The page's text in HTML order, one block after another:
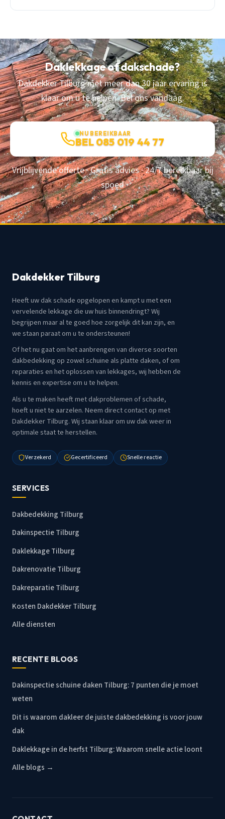
Daklekkage of dakschade?
Dakdekker Tilburg met meer dan 30 jaar ervaring is
klaar om u te helpen. Bel ons vandaag.
NU BEREIKBAAR
BEL 085 019 44 77
Vrijblijvende offerte · Gratis advies · 24/7 bereikbaar bij
spoed
Dakdekker Tilburg
Heeft uw dak schade opgelopen en kampt u met een
vervelende lekkage die uw huis binnendringt? Wij
begrijpen maar al te goed hoe zorgelijk dit kan zijn, en
we staan paraat om u te ondersteunen!
Of het nu gaat om het aanbrengen van diverse soorten
dakbedekking op zowel schuine als platte daken, of om
reparaties en het oplossen van lekkages, wij hebben de
kennis en expertise om u te helpen.
Als u te maken heeft met dakproblemen of schade,
hoeft u niet te aarzelen. Neem direct contact op met
Dakdekker Tilburg. Wij staan klaar om uw dak weer in
optimale staat te herstellen.
Verzekerd Gecertificeerd Snelle reactie
SERVICES
Dakbedekking Tilburg
Dakinspectie Tilburg
Daklekkage Tilburg
Dakrenovatie Tilburg
Dakreparatie Tilburg
Kosten Dakdekker Tilburg
Alle diensten
RECENTE BLOGS
Dakinspectie schuine daken Tilburg: 7 punten die je moet
weten
Dit is waarom dakleer de juiste dakbedekking is voor jouw
dak
Daklekkage in de herfst Tilburg: Waarom snelle actie loont
Alle blogs →